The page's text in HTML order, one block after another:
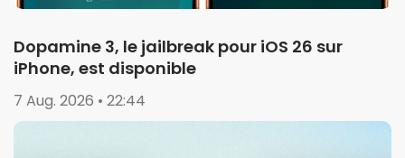
Dopamine 3, le jailbreak pour iOS 26 sur
iPhone, est disponible
7 Aug. 2026 • 22:44